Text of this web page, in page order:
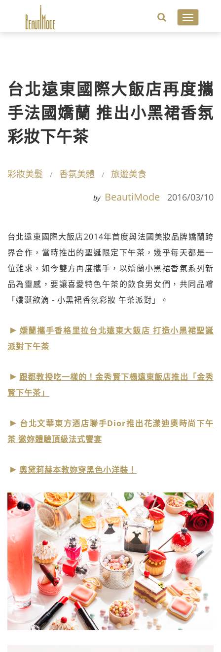
Toggle
台北遠東國際大飯店再度攜
手法國嬌蘭 推出小黑裙香氛
彩妝下午茶
彩妝美髮 香氛美體 旅遊美食
by BeautiMode 2016/03/10
台北遠東國際大飯店2014年首度與法國美妝品牌嬌蘭跨
界合作，當時推出的聖誕限定下午茶，幾乎每天都是一
位難求，如今雙方再度攜手，以嬌蘭小黑裙香氛系列新
品為靈感，要讓喜愛特色午茶的飲食男女們，共同品嚐
「嬌涎欲滴 - 小黑裙香氛彩妝 午茶派對」。
嬌蘭攜手香格里拉台北遠東大飯店 打造小黑裙聖誕
派對下午茶
跟都教授吃一樣的！金秀賢下榻遠東飯店推出「金秀
賢下午茶」
台北文華東方酒店聯手Dior推出花漾迪奧時尚下午
茶 邀妳體驗頂級法式饗宴
奧黛莉赫本教妳穿黑色小洋裝！